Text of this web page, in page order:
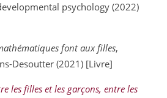
psychology (2022)
font aux filles,
Desoutter (2021) [Livre]
les filles et les garçons, entre les